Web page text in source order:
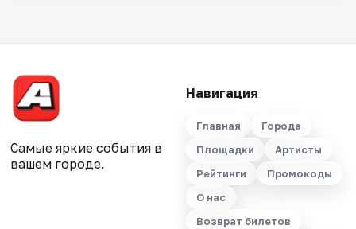
Самые яркие события в
вашем городе.
Навигация
Главная
Города
Площадки
Артисты
Рейтинги
Промокоды
О нас
Возврат билетов